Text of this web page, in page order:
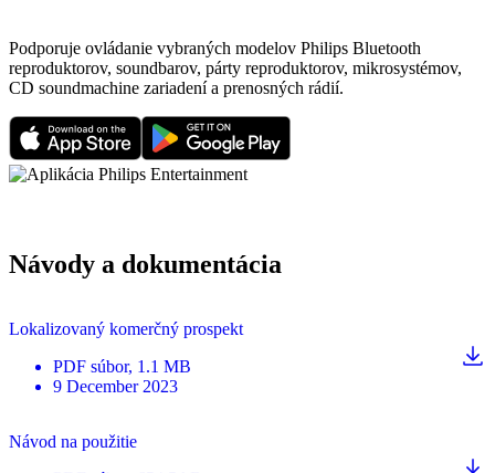
Podporuje ovládanie vybraných modelov Philips Bluetooth
reproduktorov, soundbarov, párty reproduktorov, mikrosystémov,
CD soundmachine zariadení a prenosných rádií.
Návody a dokumentácia
Lokalizovaný komerčný prospekt
PDF súbor, 1.1 MB
9 December 2023
Návod na použitie